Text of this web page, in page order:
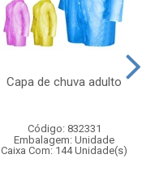
Capa de chuva adulto
Código: 832331
Embalagem: Unidade
Caixa Com: 144 Unidade(s)